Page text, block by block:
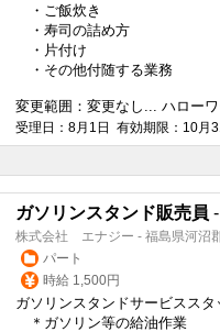
・ご飯炊き
・寿司の詰め方
・片付け
・その他付随する業務
変更範囲：変更なし... ハロー
受理日：8月1日 有効期限：10月
ガソリンスタンド販売員 -
株式会社 エナジー - 福島県河沼
パート
時給 1,500円
ガソリンスタンドサービススタ
＊ガソリン等の給油作業